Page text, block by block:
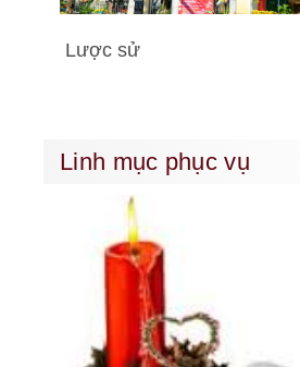
Lược sử
Linh mục phục vụ